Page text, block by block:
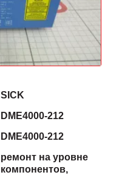
SICK
DME4000-212
DME4000-212
ремонт на уровне
компонентов,